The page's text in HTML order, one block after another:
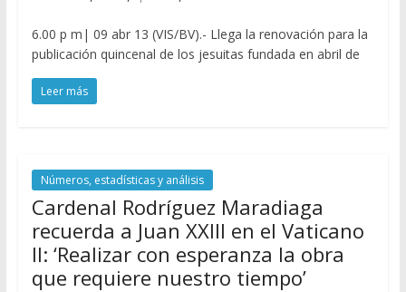
6.00 p m| 09 abr 13 (VIS/BV).- Llega la renovación para la
publicación quincenal de los jesuitas fundada en abril de
Leer más
Números, estadísticas y análisis
Cardenal Rodríguez Maradiaga
recuerda a Juan XXIII en el Vaticano
II: ‘Realizar con esperanza la obra
que requiere nuestro tiempo’